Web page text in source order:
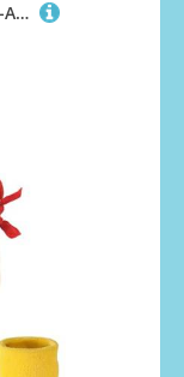
Fez-Mütze, schwarz, Kostüm-Accessoire, Kappen aus schwarzem Filz mit goldfarbener Quaste, Unisex, für Damen und Herren, perfekt für Kostümpartys